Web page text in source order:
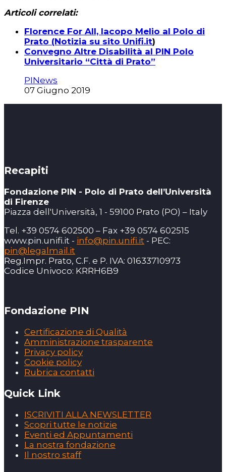
Articoli correlati:
Florence For All, Iacopo Melio al Polo di
Prato (Notizia su sito Unifi.it)
Convegno Altre Disabilità al PIN Polo
Universitario “Città di Prato”
PINews
07 Giugno 2019
Recapiti
Fondazione PIN - Polo di Prato dell’Università
di Firenze
Piazza dell'Università, 1 - 59100 Prato (PO) – Italy
Tel. +39 0574 602500 – Fax +39 0574 602515
www.pin.unifi.it - info@pin.unifi.it - PEC:
pin@legalmail.it
Reg.Impr. Prato, C.F. e P. IVA: 01633710973
Codice Univoco: KRRH6B9
Fondazione PIN
Certificazione di Qualità
Amministrazione trasparente
Privacy policy
Cookie policy
Rubrica contatti
Quick Link
ISCRIVITI ALLA NEWSLETTER
Scopri tutte le notizie
Eventi ed Appuntamenti
La nostra fondazione
Il nostro staff